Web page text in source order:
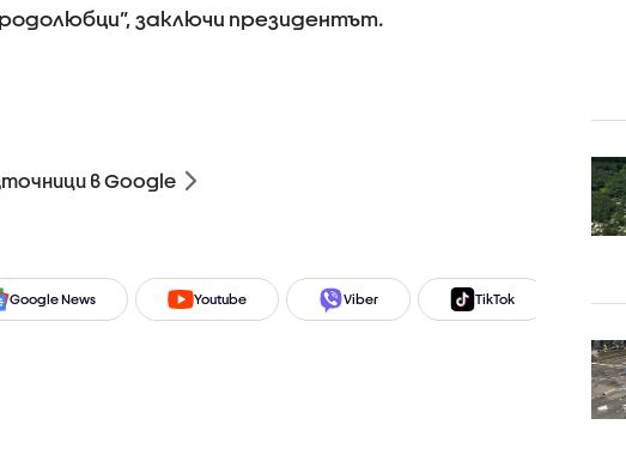
заключи президентът.
в Google
Google News Youtube Viber TikTok